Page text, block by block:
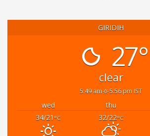
GIRIDIH
27°
clear
5:49 am 5:56 pm IST
wed thu
34/21 °C 32/22°C